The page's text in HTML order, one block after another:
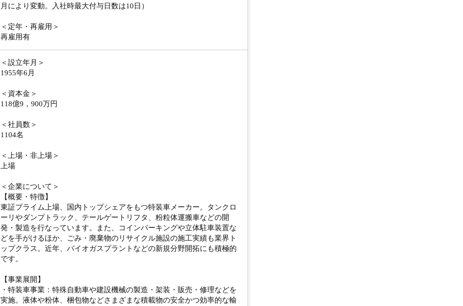
月により変動。入社時最大付与日数は10日）
＜定年・再雇用＞
再雇用有
＜設立年月＞
1955年6月
＜資本金＞
118億9，900万円
＜社員数＞
1104名
＜上場・非上場＞
上場
＜企業について＞
【概要・特徴】
東証プライム上場、国内トップシェアをもつ特装車メーカー。タンクロ
ーリやダンプトラック、テールゲートリフタ、粉粒体運搬車などの開
発・製造を行なっています。また、コインパーキングや立体駐車装置な
どを手がけるほか、ごみ・廃棄物のリサイクル施設の施工実績も業界ト
ップクラス。近年、バイオガスプラントなどの新規分野開拓にも積極的
です。
【事業展開】
・特装車事業：特殊自動車や建設機械の製造・架装・販売・修理などを
実施。液体や粉体、梱包物などさまざまな積載物の安全かつ効率的な輸